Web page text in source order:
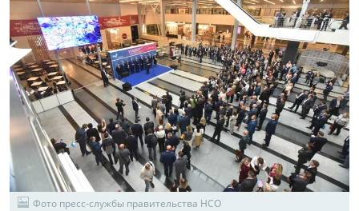
Фото пресс-службы правительства НСО